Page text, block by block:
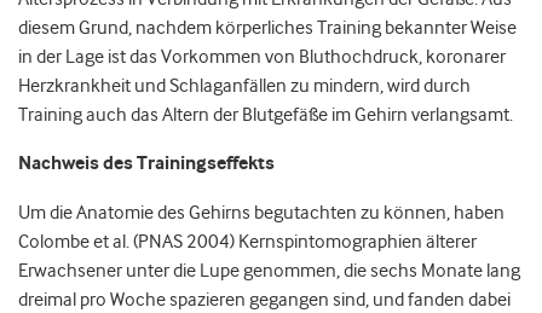
diesem Grund, nachdem körperliches Training bekannter Weise
in der Lage ist das Vorkommen von Bluthochdruck, koronarer
Herzkrankheit und Schlaganfällen zu mindern, wird durch
Training auch das Altern der Blutgefäße im Gehirn verlangsamt.
Nachweis des Trainingseffekts
Um die Anatomie des Gehirns begutachten zu können, haben
Colombe et al. (PNAS 2004) Kernspintomographien älterer
Erwachsener unter die Lupe genommen, die sechs Monate lang
dreimal pro Woche spazieren gegangen sind, und fanden dabei